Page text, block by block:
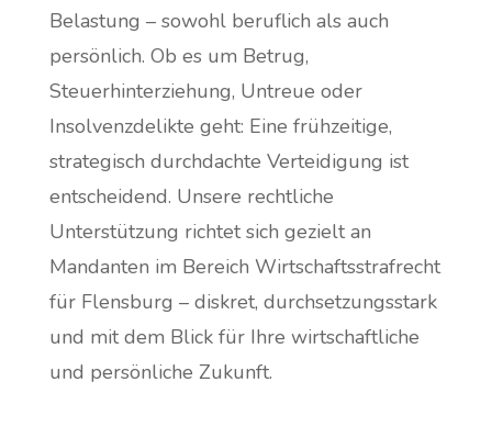
Belastung – sowohl beruflich als auch
persönlich. Ob es um Betrug,
Steuerhinterziehung, Untreue oder
Insolvenzdelikte geht: Eine frühzeitige,
strategisch durchdachte Verteidigung ist
entscheidend. Unsere rechtliche
Unterstützung richtet sich gezielt an
Mandanten im Bereich Wirtschaftsstrafrecht
für Flensburg – diskret, durchsetzungsstark
und mit dem Blick für Ihre wirtschaftliche
und persönliche Zukunft.